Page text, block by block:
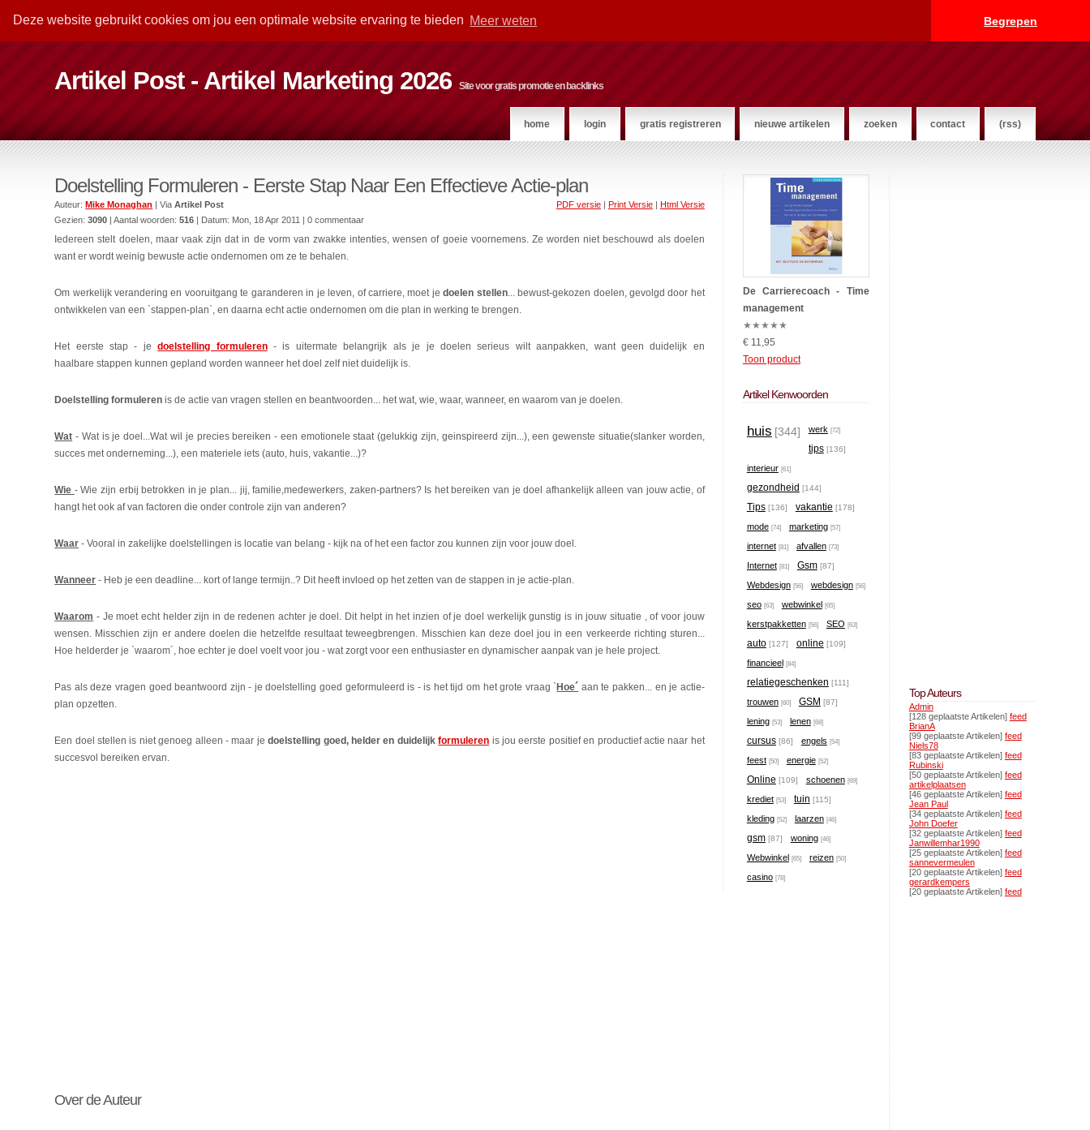
Deze website gebruikt cookies om jou een optimale website ervaring te bieden Meer weten Begrepen
Artikel Post - Artikel Marketing 2026 Site voor gratis promotie en backlinks
home login gratis registreren nieuwe artikelen zoeken contact (rss)
Doelstelling Formuleren - Eerste Stap Naar Een Effectieve Actie-plan
PDF versie| Print Versie| Html Versie
Auteur:Mike Monaghan | ViaArtikel Post
Gezien:3090 | Aantal woorden:516 | Datum: Mon, 18 Apr 2011 | 0 commentaar
Iedereen stelt doelen, maar vaak zijn dat in de vorm van zwakke intenties, wensen of goeie voornemens. Ze worden niet beschouwd als doelen
want er wordt weinig bewuste actie ondernomen om ze te behalen.
Om werkelijk verandering en vooruitgang te garanderen in je leven, of carriere, moet jedoelen stellen... bewust-gekozen doelen, gevolgd door het
ontwikkelen van een `stappen-plan`, en daarna echt actie ondernomen om die plan in werking te brengen.
Het eerste stap - jedoelstelling formuleren- is uitermate belangrijk als je je doelen serieus wilt aanpakken, want geen duidelijk en
haalbare stappen kunnen gepland worden wanneer het doel zelf niet duidelijk is.
Doelstelling formuleren is de actie van vragen stellen en beantwoorden... het wat, wie, waar, wanneer, en waarom van je doelen.
Wat - Wat is je doel...Wat wil je precies bereiken - een emotionele staat (gelukkig zijn, geinspireerd zijn...), een gewenste situatie(slanker worden,
succes met onderneming...), een materiele iets (auto, huis, vakantie...)?
Wie - Wie zijn erbij betrokken in je plan... jij, familie,medewerkers, zaken-partners? Is het bereiken van je doel afhankelijk alleen van jouw actie, of
hangt het ook af van factoren die onder controle zijn van anderen?
Waar - Vooral in zakelijke doelstellingen is locatie van belang - kijk na of het een factor zou kunnen zijn voor jouw doel.
Wanneer - Heb je een deadline... kort of lange termijn..? Dit heeft invloed op het zetten van de stappen in je actie-plan.
Waarom - Je moet echt helder zijn in de redenen achter je doel. Dit helpt in het inzien of je doel werkelijk gunstig is in jouw situatie , of voor jouw
wensen. Misschien zijn er andere doelen die hetzelfde resultaat teweegbrengen. Misschien kan deze doel jou in een verkeerde richting sturen...
Hoe helderder je `waarom´, hoe echter je doel voelt voor jou - wat zorgt voor een enthusiaster en dynamischer aanpak van je hele project.
Pas als deze vragen goed beantwoord zijn - je doelstelling goed geformuleerd is - is het tijd om het grote vraag ` Hoe´ aan te pakken... en je actie-
plan opzetten.
Een doel stellen is niet genoeg alleen - maar jedoelstelling goed, helder en duidelijkformuleren is jou eerste positief en productief actie naar het
succesvol bereiken ervan.
Over de Auteur
De Carrierecoach - Time
management
★★★★★
€ 11,95
Toon product
Artikel Kenwoorden
huis [344] werk [72]
tips [136]
interieur [61]
gezondheid [144]
Tips [136] vakantie [178]
mode [74] marketing [57]
internet [81] afvallen [73]
Internet [81] Gsm [87]
Webdesign [56] webdesign [56]
seo [63] webwinkel [65]
kerstpakketten [56] SEO [63]
auto [127] online [109]
financieel [84]
relatiegeschenken [111]
trouwen [60] GSM [87]
lening [53] lenen [68]
cursus [86] engels [54]
feest [50] energie [52]
Online [109] schoenen [69]
krediet [53] tuin [115]
kleding [52] laarzen [46]
gsm [87] woning [46]
Webwinkel [65] reizen [50]
casino [78]
Top Auteurs
Admin
[128 geplaatste Artikelen] feed
BrianA
[99 geplaatste Artikelen] feed
Niels78
[83 geplaatste Artikelen] feed
Rubinski
[50 geplaatste Artikelen] feed
artikelplaatsen
[46 geplaatste Artikelen] feed
Jean Paul
[34 geplaatste Artikelen] feed
John Doefer
[32 geplaatste Artikelen] feed
Janwillemhar1990
[25 geplaatste Artikelen] feed
sannevermeulen
[20 geplaatste Artikelen] feed
gerardkempers
[20 geplaatste Artikelen] feed